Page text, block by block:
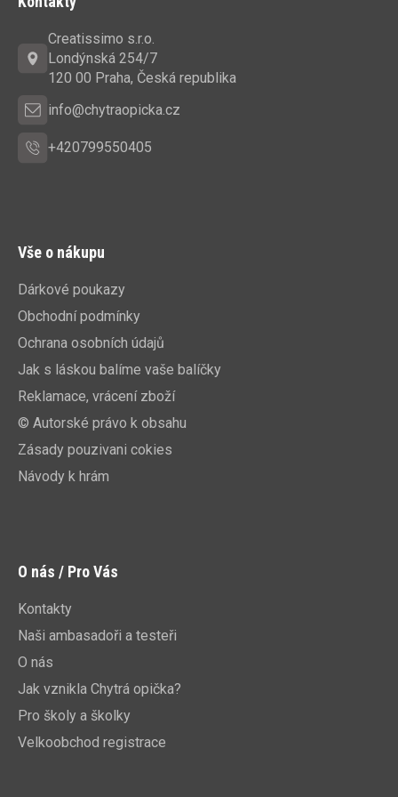
Creatissimo s.r.o.
Londýnská 254/7
120 00 Praha, Česká republika
info@chytraopicka.cz
+420799550405
Vše o nákupu
Dárkové poukazy
Obchodní podmínky
Ochrana osobních údajů
Jak s láskou balíme vaše balíčky
Reklamace, vrácení zboží
© Autorské právo k obsahu
Zásady pouzivani cokies
Návody k hrám
O nás / Pro Vás
Kontakty
Naši ambasadoři a testeři
O nás
Jak vznikla Chytrá opička?
Pro školy a školky
Velkoobchod registrace